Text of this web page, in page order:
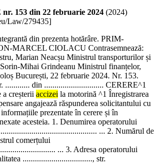
153 din 22 februarie 2024 (2024)
Law/279435]
din prezenta hotărâre. PRIM-
MARCEL CIOLACU Contrasemnează:
Marian Neacșu Ministrul transporturilor și
Mihai Grindeanu Ministrul finanțelor,
București, 22 februarie 2024. Nr. 153.
............ din ............................. CERERE^1
a creșterii accizei la motorină ^1 Înregistrarea
angajează răspunderea solicitantului cu
prezentate în cerere și în
acesteia. 1. Denumirea operatorului
... 2. Numărul de
comerțului
... 3. Adresa operatorului
.................................., str.